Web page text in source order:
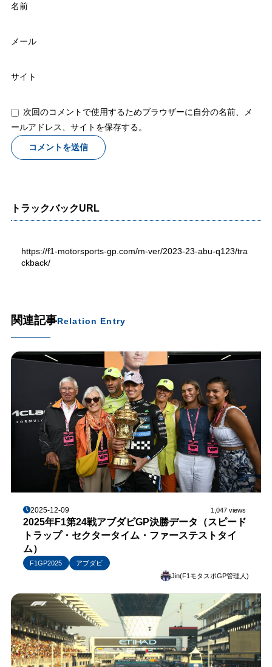
名前
メール
サイト
次回のコメントで使用するためブラウザーに自分の名前、メ
ールアドレス、サイトを保存する。
トラックバックURL
https://f1-motorsports-gp.com/m-ver/2023-23-abu-q123/tra
ckback/
関連記事Relation Entry
2025-12-09 1,047 views
2025年F1第24戦アブダビGP決勝データ（スピード
トラップ・セクタータイム・ファーステストタイ
ム）
F1GP2025
アブダビ
Jin(F1モタスポGP管理人)